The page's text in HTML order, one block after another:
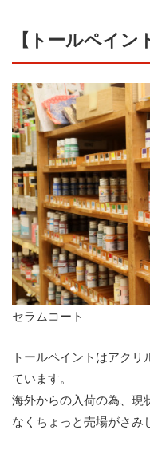
【トールペイン
セラムコート
トールペイントはアク
ています。
海外からの入荷の為、現
なくちょっと売場がさ